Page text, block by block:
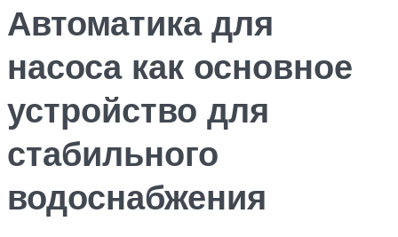
Автоматика для
насоса как основное
устройство для
стабильного
водоснабжения